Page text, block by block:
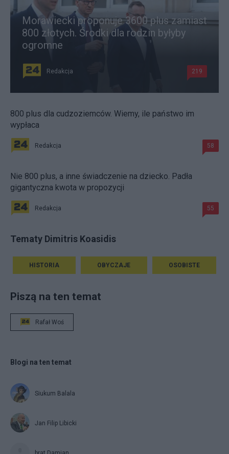
Morawiecki proponuje 3600 plus zamiast
800 złotych. Środki dla rodzin byłyby
ogromne
Redakcja 219
800 plus dla cudzoziemców. Wiemy, ile państwo im
wypłaca
Redakcja 58
Nie 800 plus, a inne świadczenie na dziecko. Padła
gigantyczna kwota w propozycji
Redakcja 55
Tematy Dimitris Koasidis
HISTORIA OBYCZAJE OSOBISTE
Piszą na ten temat
Rafał Woś
Blogi na ten temat
Siukum Balala
Jan Filip Libicki